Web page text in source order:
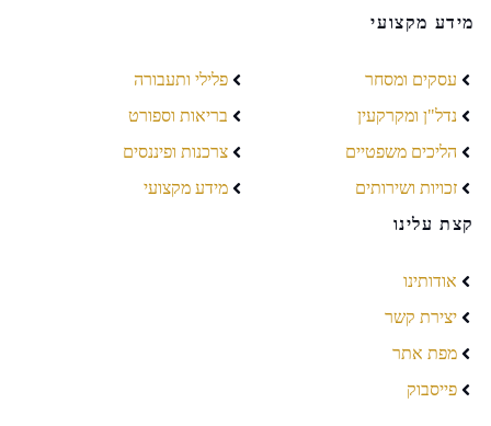
מידע מקצועי
עסקים ומסחר
נדל"ן ומקרקעין
הליכים משפטיים
זכויות ושירותים
פלילי ותעבורה
בריאות וספורט
צרכנות ופיננסים
מידע מקצועי
קצת עלינו
אודותינו
יצירת קשר
מפת אתר
פייסבוק